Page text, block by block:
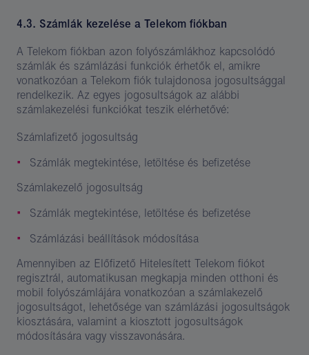
4.3. Számlák kezelése a Telekom fiókban
A Telekom fiókban azon folyószámlákhoz kapcsolódó
számlák és számlázási funkciók érhetők el, amikre
vonatkozóan a Telekom fiók tulajdonosa jogosultsággal
rendelkezik. Az egyes jogosultságok az alábbi
számlakezelési funkciókat teszik elérhetővé:
Számlafizető jogosultság
Számlák megtekintése, letöltése és befizetése
Számlakezelő jogosultság
Számlák megtekintése, letöltése és befizetése
Számlázási beállítások módosítása
Amennyiben az Előfizető Hitelesített Telekom fiókot
regisztrál, automatikusan megkapja minden otthoni és
mobil folyószámlájára vonatkozóan a számlakezelő
jogosultságot, lehetősége van számlázási jogosultságok
kiosztására, valamint a kiosztott jogosultságok
módosítására vagy visszavonására.